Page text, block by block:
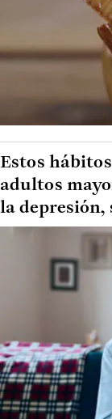
Estos
adultos
la depresión,